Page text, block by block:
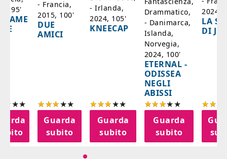
95'
- Francia,
2015, 100'
DUE
AMICI
Guarda
subito
- Irlanda,
2024, 105'
KNEECAP
Guarda
subito
Drammatico,
- Danimarca,
Islanda,
Norvegia,
2024, 100'
ETERNAL -
ODISSEA
NEGLI
ABISSI
Guarda
subito
2024,
LA
DI